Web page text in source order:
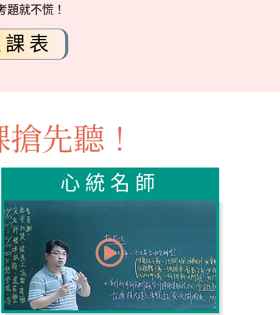
題就不慌！
表
先聽！
心統名師